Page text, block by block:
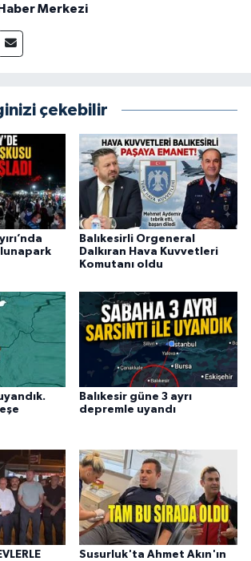
Haber Merkezi
çekebilir
lunapark
Balıkesirli Orgeneral
Dalkıran Hava Kuvvetleri
Komutanı oldu
Balıkesir güne 3 ayrı
depremle uyandı
Susurluk'ta Ahmet Akın'ın